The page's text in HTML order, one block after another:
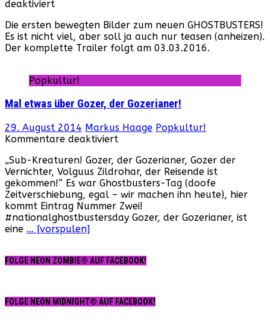
deaktiviert
–
Der
erste
Remake
Die ersten bewegten Bilder zum neuen GHOSTBUSTERS!
Es ist nicht viel, aber soll ja auch nur teasen (anheizen).
Der komplette Trailer folgt am 03.03.2016.
Popkultur!
Mal etwas über Gozer, der Gozerianer!
29. August 2014 Markus Haage Popkultur!
Kommentare deaktiviertfür
etwas
über
Gozer,
der
Gozerianer!
„Sub-Kreaturen! Gozer, der Gozerianer, Gozer der
Vernichter, Volguus Zildrohar, der Reisende ist
gekommen!“ Es war Ghostbusters-Tag (doofe
Zeitverschiebung, egal – wir machen ihn heute), hier
kommt Eintrag Nummer Zwei!
#nationalghostbustersday Gozer, der Gozerianer, ist
eine … [vorspulen]
FOLGE NEON ZOMBIE® AUF FACEBOOK!
FOLGE NEON MIDNIGHT® AUF FACEBOOK!